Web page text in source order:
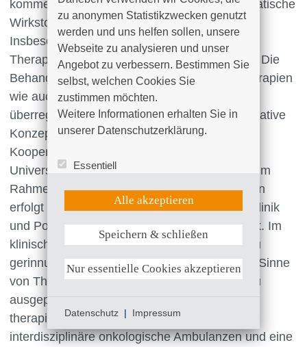
kommen immunologische, hormonelle, zytostatische
Wirkstoffe zur Therapie und Anwendung.
Insbesondere zur Festlegung innovativer
Therapiekonzepte kommen Patienten zu uns. Die
Behandlungen umfassen sowohl Standardtherapien
wie auch im Rahmen von regionalen und
überregionalen Studienteams neue und alternative
Konzepte. Es bestehen gute
Kooperationsbeziehungen zu verschiedenen
Universitätskliniken. Die Strahlenbehandlung im
Rahmen von multimodalen Therapiekonzepten
erfolgt in Kooperation mit der benachbarten Klinik
und Poliklinik der Universitätsmedizin Rostock. Im
klinischen Bereich werden Fragestellungen zu
gerinnungsphysiologischen Erkrankungen im Sinne
von Thromboseneigung oder aber Neigung zu
ausgeprägten Blutungen diagnostiziert und
therapiert. Die Klinik umfasst ebenso
interdisziplinäre onkologische Ambulanzen und eine
zu anonymen Statistikzwecken genutzt
werden und uns helfen sollen, unsere
Webseite zu analysieren und unser
Angebot zu verbessern. Bestimmen Sie
selbst, welchen Cookies Sie
zustimmen möchten.
Weitere Informationen erhalten Sie in
unserer Datenschutzerklärung.
Essentiell
UX (Hotjar)
Weitere Informationen anzeigen
Alle akzeptieren
Speichern & schließen
Nur essentielle Cookies akzeptieren
Datenschutz | Impressum